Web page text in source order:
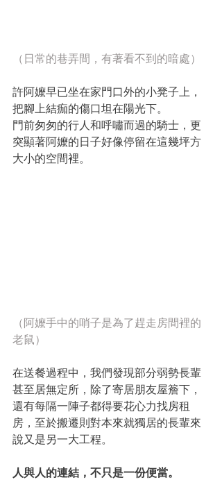
（日常的巷弄間，有著看不到的暗處）
許阿嬤早已坐在家門口外的小凳子上，
把腳上結痂的傷口坦在陽光下。
門前匆匆的行人和呼嘯而過的騎士，更
突顯著阿嬤的日子好像停留在這幾坪方
大小的空間裡。
（阿嬤手中的哨子是為了趕走房間裡的
老鼠）
在送餐過程中，我們發現部分弱勢長輩
甚至居無定所，除了寄居朋友屋簷下，
還有每隔一陣子都得要花心力找房租
房，至於搬遷則對本來就獨居的長輩來
說又是另一大工程。
人與人的連結，不只是一份便當。